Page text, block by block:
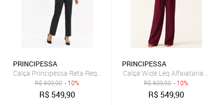
PRINCIPESSA
Calça Principessa Reta Regular de Alfaiataria Mescla Escuro Adelia
R$609,90 - 10%
R$ 549,90
PRINCIPESSA
Calça Wide Leg Alfaiataria
R$609,90 - 10%
R$ 549,90